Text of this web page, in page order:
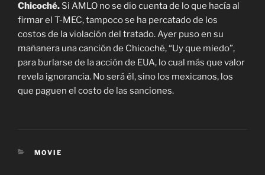
Chicoché. Si AMLO no se dio cuenta de lo que hacía al
firmar el T-MEC, tampoco se ha percatado de los
costos de la violación del tratado. Ayer puso en su
mañanera una canción de Chicoché, “Uy que miedo”,
para burlarse de la acción de EUA, lo cual más que valor
revela ignorancia. No será él, sino los mexicanos, los
que paguen el costo de las sanciones.
CATEGORIES
MOVIE